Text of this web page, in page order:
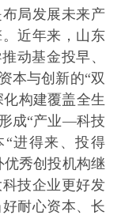
局发展未来产
近年来，山东
动基金投早、
本与创新的“双
构建覆盖全生
成“产业—科技
进得来、投得
秀创投机构继
技企业更好发
耐心资本、长